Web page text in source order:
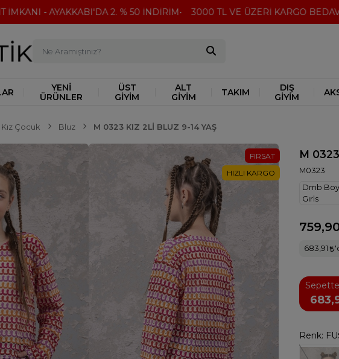
- AYAKKABI'DA 2. % 50 İNDİRİM 3000 TL VE ÜZERİ KARGO BEDAVA
YENİ
ÜRÜNLER
ÜST
GİYİM
ALT
GİYİM
TAKIM
DIŞ
GİYİM
Kız Çocuk Bluz M 0323 KIZ 2Lİ BLUZ 9-14 YAŞ
FIRSAT
HIZLI KARGO
M
M0323
Dmb
Gırls
683,91
Renk: